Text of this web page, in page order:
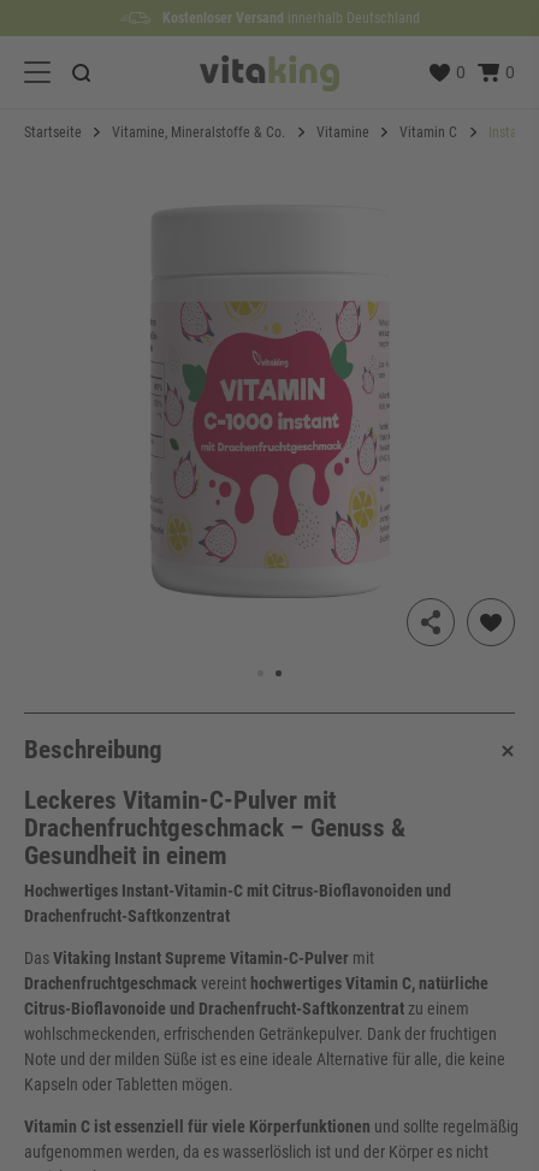
Kostenloser Versand innerhalb Deutschland
100 TageRückgaberecht
Lieferzeit etwa1 bis 3 Werktage
0 0
Startseite Vitamine, Mineralstoffe & Co. Vitamine Vitamin C Instant
Beschreibung
Leckeres Vitamin-C-Pulver mit
Drachenfruchtgeschmack – Genuss &
Gesundheit in einem
Hochwertiges Instant-Vitamin-C mit Citrus-Bioflavonoiden und
Drachenfrucht-Saftkonzentrat
DasVitaking Instant Supreme Vitamin-C-Pulver mit
Drachenfruchtgeschmack vereint hochwertiges Vitamin C, natürliche
Citrus-Bioflavonoide und Drachenfrucht-Saftkonzentrat zu einem
wohlschmeckenden, erfrischenden Getränkepulver. Dank der fruchtigen
Note und der milden Süße ist es eine ideale Alternative für alle, die keine
Kapseln oder Tabletten mögen.
Vitamin C ist essenziell für viele Körperfunktionen und sollte regelmäßig
aufgenommen werden, da es wasserlöslich ist und der Körper es nicht